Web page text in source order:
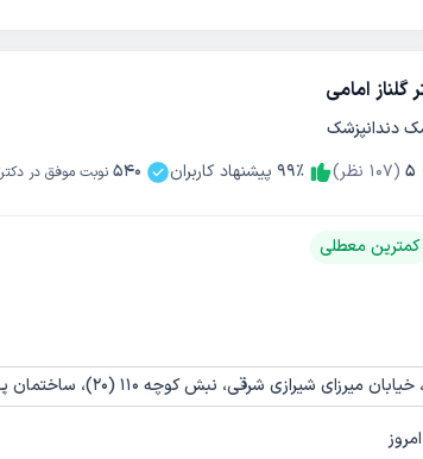
گلناز امامی
دندانپزشک
5
(
107 نظر) 99٪ پیشنهاد کاربران 540 نوبت موفق در
کمترین معطلی
شیرازی شرقی، نبش کوچه 110 (20)، ساختمان پزشکان شاهد، طبقه 1، واحد 101
امروز